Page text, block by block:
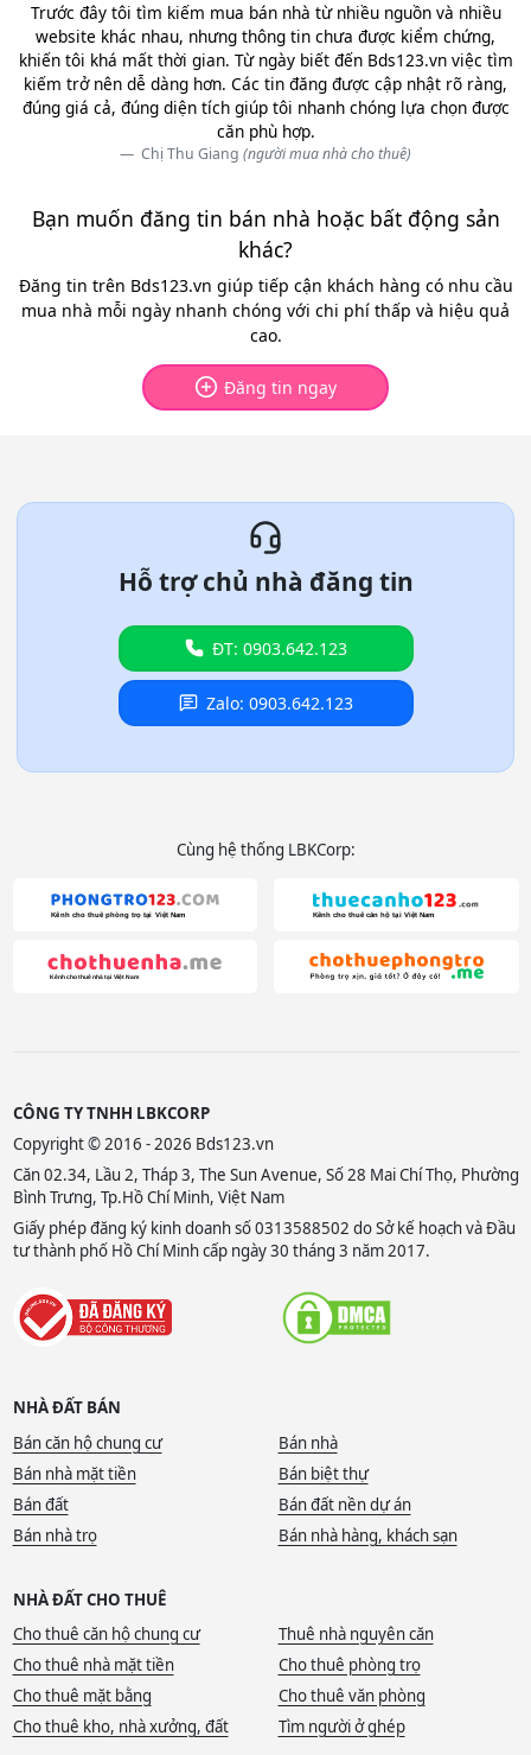
Trước đây tôi tìm kiếm mua bán nhà từ nhiều nguồn và nhiều
website khác nhau, nhưng thông tin chưa được kiểm chứng,
khiến tôi khá mất thời gian. Từ ngày biết đến Bds123.vn việc tìm
kiếm trở nên dễ dàng hơn. Các tin đăng được cập nhật rõ ràng,
đúng giá cả, đúng diện tích giúp tôi nhanh chóng lựa chọn được
căn phù hợp.
Chị Thu Giang (người mua nhà cho thuê)
Bạn muốn đăng tin bán nhà hoặc bất động sản
khác?
Đăng tin trên Bds123.vn giúp tiếp cận khách hàng có nhu cầu
mua nhà mỗi ngày nhanh chóng với chi phí thấp và hiệu quả
cao.
Đăng tin ngay
Hỗ trợ chủ nhà đăng tin
ĐT: 0903.642.123
Zalo: 0903.642.123
Cùng hệ thống LBKCorp:
CÔNG TY TNHH LBKCORP
Copyright © 2016 - 2026 Bds123.vn
Căn 02.34, Lầu 2, Tháp 3, The Sun Avenue, Số 28 Mai Chí Thọ, Phường
Bình Trưng, Tp.Hồ Chí Minh, Việt Nam
Giấy phép đăng ký kinh doanh số 0313588502 do Sở kế hoạch và Đầu
tư thành phố Hồ Chí Minh cấp ngày 30 tháng 3 năm 2017.
NHÀ ĐẤT BÁN
Bán căn hộ chung cư
Bán nhà
Bán nhà mặt tiền
Bán biệt thự
Bán đất
Bán đất nền dự án
Bán nhà trọ
Bán nhà hàng, khách sạn
NHÀ ĐẤT CHO THUÊ
Cho thuê căn hộ chung cư
Thuê nhà nguyên căn
Cho thuê nhà mặt tiền
Cho thuê phòng trọ
Cho thuê mặt bằng
Cho thuê văn phòng
Cho thuê kho, nhà xưởng, đất
Tìm người ở ghép